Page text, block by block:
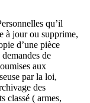
qu’il
à jour ou supprime,
d’une pièce
de
aux
par la loi,
des
classé ( armes,